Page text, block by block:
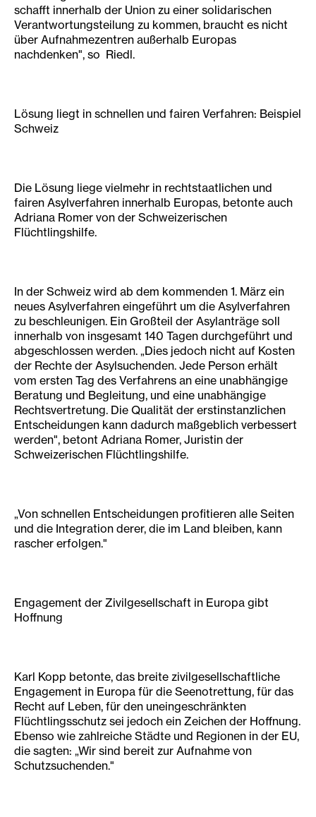
schafft innerhalb der Union zu einer solidarischen
Verantwortungsteilung zu kommen, braucht es nicht
über Aufnahmezentren außerhalb Europas
nachdenken", so Riedl.
Lösung liegt in schnellen und fairen Verfahren: Beispiel
Schweiz
Die Lösung liege vielmehr in rechtstaatlichen und
fairen Asylverfahren innerhalb Europas, betonte auch
Adriana Romer von der Schweizerischen
Flüchtlingshilfe.
In der Schweiz wird ab dem kommenden 1. März ein
neues Asylverfahren eingeführt um die Asylverfahren
zu beschleunigen. Ein Großteil der Asylanträge soll
innerhalb von insgesamt 140 Tagen durchgeführt und
abgeschlossen werden. „Dies jedoch nicht auf Kosten
der Rechte der Asylsuchenden. Jede Person erhält
vom ersten Tag des Verfahrens an eine unabhängige
Beratung und Begleitung, und eine unabhängige
Rechtsvertretung. Die Qualität der erstinstanzlichen
Entscheidungen kann dadurch maßgeblich verbessert
werden", betont Adriana Romer, Juristin der
Schweizerischen Flüchtlingshilfe.
„Von schnellen Entscheidungen profitieren alle Seiten
und die Integration derer, die im Land bleiben, kann
rascher erfolgen."
Engagement der Zivilgesellschaft in Europa gibt
Hoffnung
Karl Kopp betonte, das breite zivilgesellschaftliche
Engagement in Europa für die Seenotrettung, für das
Recht auf Leben, für den uneingeschränkten
Flüchtlingsschutz sei jedoch ein Zeichen der Hoffnung.
Ebenso wie zahlreiche Städte und Regionen in der EU,
die sagten: „Wir sind bereit zur Aufnahme von
Schutzsuchenden."